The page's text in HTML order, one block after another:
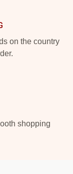
on the country
shopping